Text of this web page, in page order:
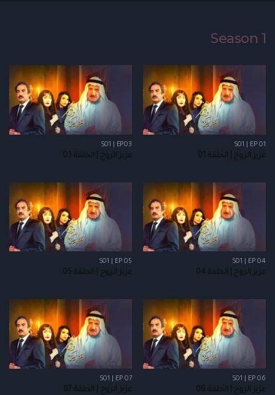
Season 1
S01 | EP 01
عزيز الروح | الحلقة 01
S01 | EP03
عزيز الروح | الحلقة 03
S01 | EP 04
عزيز الروح | الحلقة 04
S01 | EP 05
عزيز الروح | الحلقة 05
S01 | EP 06
عزيز الروح | الحلقة 06
S01 | EP 07
عزيز الروح | الحلقة 07